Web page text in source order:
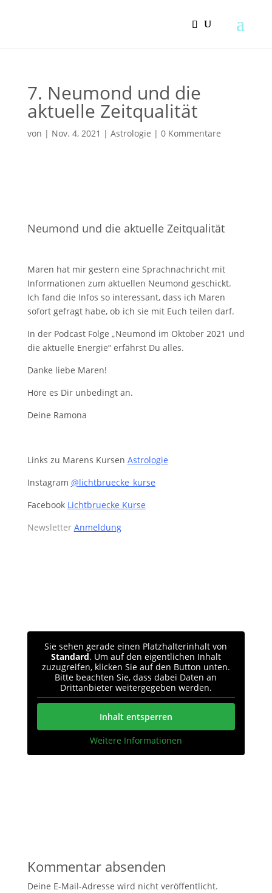
7. Neumond und die
aktuelle Zeitqualität
von | Nov. 4, 2021 | Astrologie | 0 Kommentare
Neumond und die aktuelle Zeitqualität
Maren hat mir gestern eine Sprachnachricht mit
Informationen zum aktuellen Neumond geschickt.
Ich fand die Infos so interessant, dass ich Maren
sofort gefragt habe, ob ich sie mit Euch teilen darf.
In der Podcast Folge „Neumond im Oktober 2021 und
die aktuelle Energie“ erfährst Du alles.
Danke liebe Maren!
Höre es Dir unbedingt an.
Deine Ramona
Links zu Marens Kursen Astrologie
Instagram @lichtbruecke_kurse
Facebook Lichtbruecke Kurse
Newsletter Anmeldung
Sie sehen gerade einen Platzhalterinhalt von
Standard. Um auf den eigentlichen Inhalt
zuzugreifen, klicken Sie auf den Button unten.
Bitte beachten Sie, dass dabei Daten an
Drittanbieter weitergegeben werden.
Inhalt entsperren
Weitere Informationen
Kommentar absenden
Deine E-Mail-Adresse wird nicht veröffentlicht.